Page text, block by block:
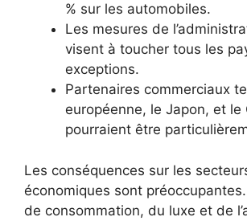
% sur les automobiles.
Les mesures de
visent à toucher tous les
exceptions.
Partenaires commerciaux
européenne, le Japon, et le
pourraient être
Les conséquences sur les
économiques sont
de consommation, du luxe et de